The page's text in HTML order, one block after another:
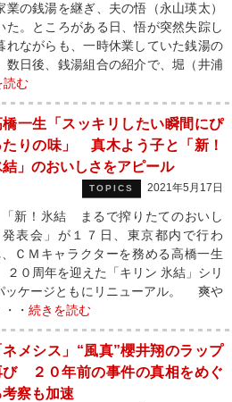
の銭湯を継ぎ、夫の悟（永山瑛太）
た。ところがある日、悟が突然失踪し
れながらも、一時休業していた銭湯の
数日後、銭湯組合の紹介で、堀（井浦
読む
橋一生「スッキリしたい瞬間にぴ
たりの味」 真木よう子と「新！
結」のおいしさをアピール
TOPICS 2021年5月17日
新！氷結 まるで搾りたてのおいし
発表会」が１７日、東京都内で行わ
ＣＭキャラクターを務める高橋一生
０周年を迎えた「キリン 氷結」シリ
ッケージともにリニューアル。 爽や
・ 続きを読む
ネメシス」“風真”櫻井翔のラップ
び ２０年前の事件の真相をめぐ
考察も加速